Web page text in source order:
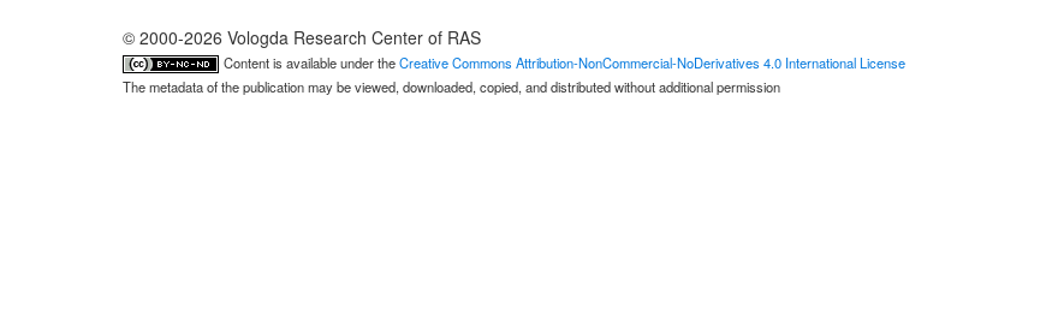
© 2000-2026 Vologda Research Center of RAS
Content is available under theCreative Commons Attribution-NonCommercial-NoDerivatives 4.0 International License
The metadata of the publication may be viewed, downloaded, copied, and distributed without additional permission